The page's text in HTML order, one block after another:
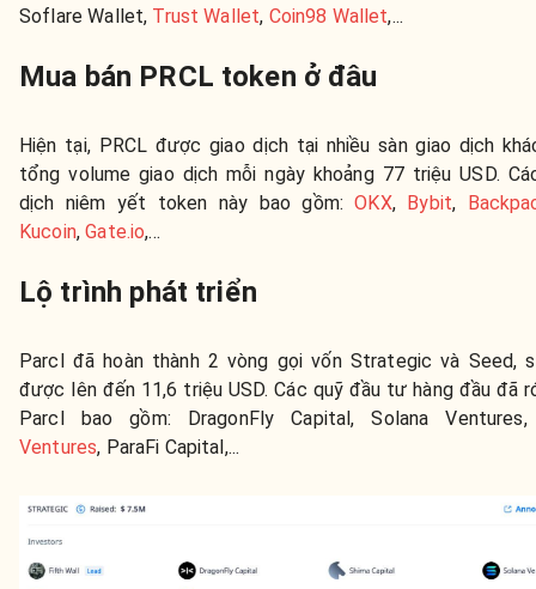
Soflare Wallet, Trust Wallet, Coin98 Wallet,...
Mua bán PRCL token ở đâu
Hiện tại, PRCL được giao dịch tại nhiều sàn giao dịch
tổng volume giao dịch mỗi ngày khoảng 77 triệu USD.
dịch niêm yết token này bao gồm:OKX, Bybit,
Kucoin,Gate.io,...
Lộ trình phát triển
Parcl đã hoàn thành 2 vòng gọi vốn Strategic và Seed,
được lên đến 11,6 triệu USD. Các quỹ đầu tư hàng đầu đã
Parcl bao gồm: DragonFly Capital, Solana
Ventures, ParaFi Capital,...